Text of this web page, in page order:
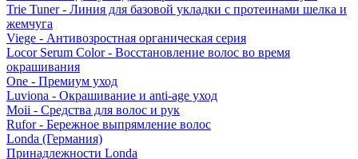
Trie Tuner - Линия для базовой укладки с протеинами шелка и
жемчуга
Viege - Антивозростная органическая серия
Locor Serum Color - Восстановление волос во время
окрашивания
One - Премиум уход
Luviona - Окрашивание и anti-age уход
Moii - Средства для волос и рук
Rufor - Бережное выпрямление волос
Londa (Германия)
Принадлежности Londa